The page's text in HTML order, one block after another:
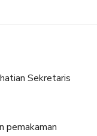
Sekretaris
pemakaman